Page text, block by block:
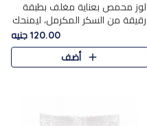
لوز محمص بعناية مغلف بطبقة
رقيقة من السكر المكرمل، ليمنحك
قرمشة راقية ونكهة غنية تبرز
فخامة اللوز في كل قطعة.
120.00 جنيه
أضف